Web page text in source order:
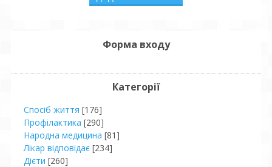
Форма входу
Категорії
Спосіб життя [176]
Профілактика [290]
Народна медицина [81]
Лікар відповідає [234]
Дієти [260]